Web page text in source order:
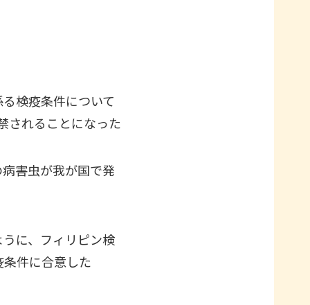
検疫条件について
されることになった
害虫が我が国で発
に、フィリピン検
件に合意した